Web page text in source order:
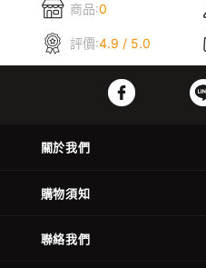
商品:0
評價:4.9 / 5.0
關於我們
購物須知
聯絡我們